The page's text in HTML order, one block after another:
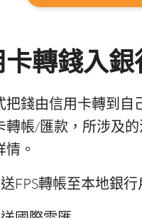
轉錢入銀
把錢由信用卡轉到
轉帳/匯款，所涉及
。
FPS轉帳至本地銀行